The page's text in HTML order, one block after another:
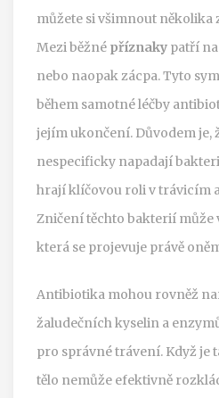
můžete si všimnout několika
Mezi běžné příznaky patří
nebo naopak zácpa. Tyto
během samotné léčby
jejím ukončení. Důvodem je,
nespecificky napadají
hrají klíčovou roli v trávicím
Zničení těchto bakterií může
která se projevuje právě
Antibiotika mohou rovněž
žaludečních kyselin a
pro správné trávení. Když je
tělo nemůže efektivně